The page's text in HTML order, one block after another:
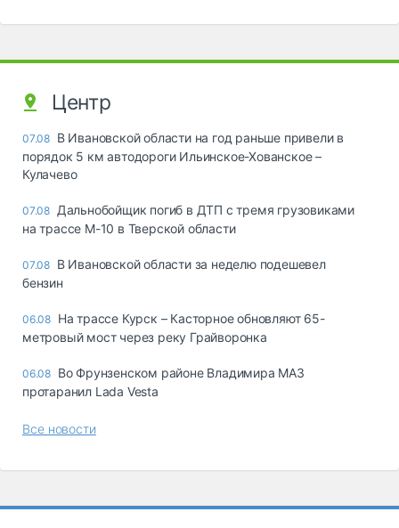
Центр
07.08 В Ивановской области на год раньше привели в
порядок 5 км автодороги Ильинское-Хованское –
Кулачево
07.08 Дальнобойщик погиб в ДТП с тремя грузовиками
на трассе М-10 в Тверской области
07.08 В Ивановской области за неделю подешевел
бензин
06.08 На трассе Курск – Касторное обновляют 65-
метровый мост через реку Грайворонка
06.08 Во Фрунзенском районе Владимира МАЗ
протаранил Lada Vesta
Все новости